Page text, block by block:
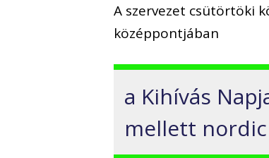
A szervezet csütörtöki
középpontjában
a Kihívás
mellett